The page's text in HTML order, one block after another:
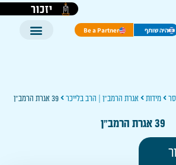
יזכור
היה שותף Be a Partner
מידות אגרת הרמב"ן | הרב בלייכר 39 אגרת הרמב"ן
39 אגרת הרמב"ן